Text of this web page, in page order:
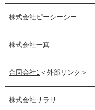
株式会社ピーシーシー
株式会社一真
合同会社1 ＜外部リンク＞
株式会社サラサ